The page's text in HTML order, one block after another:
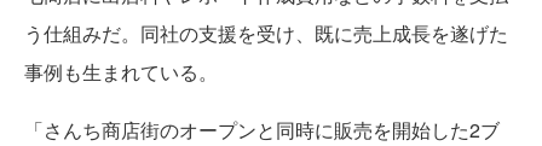
う仕組みだ。同社の支援を受け、既に売上成長を遂げた
事例も生まれている。
「さんち商店街のオープンと同時に販売を開始した2ブ